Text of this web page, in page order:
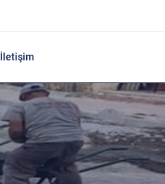
İletişim